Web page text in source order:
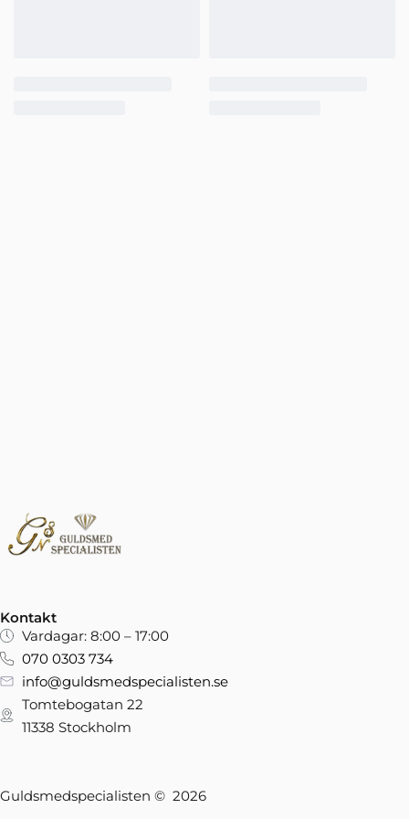
Kontakt
Vardagar: 8:00 – 17:00
070 0303 734
info@guldsmedspecialisten.se
Tomtebogatan 22
11338 Stockholm
Guldsmedspecialisten © 2026